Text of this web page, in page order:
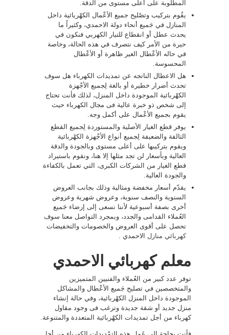
المطلوبة على أعلى مستوى من الدقة.
يقُوم بتركيب وتصْليح جميع الأعْمال الكهْربائية داخل
المنازل في جَميع أنحاء دولة الاحمدي، وكثيراً ما
يحدث عطل أو انقطاع للتيار الكهربي فنكون في
حيرة من الأمر كيف نتصرف في هذه الحالة، وخاصة
في حاله الأعْطال الغير ظاهرة أو الأعْطال
المحسوسة.
هل الاعطال الناتجه عن تمديدات الكهرباء هل سوف
تحدث أضرار خطيرة أو بالغة لِجميع الأجْهزة
الكهْربائية الموجودة داخل المنزل، لذلك فأنت تحتاج
إلى شخص ذو خبرة عالية فى مجال الكهرباء حيث
يقوم بجميع الأعْمال على أكمل وجه.
يوفر قطع الغيار الأصلية والمستوردة لِجميع القطع
التالفة والضعيفة لِجميع أنواع الأجْهزة الكهْربائية
ويقوم بتركيبها على أعلى مستوى وبالجودة والدقة
العالية وبأسعار لن تجد مثلها إلا هنا، ونقوم باستيراد
قطع الغيار من الشركات الكبرى، التي تعمل بالكفاءة
والجودة العالية.
يقدّم أسعار مخفضة ومثالية وذلك بجانب العروض
السنوية والنصف سنوية، وعروض شهرية وعروض
أخرى بصفة أسبوعية لأننا نسعى إلى إرضاء جَميع
العُملاء القدامى والجدد، وبمجرد التواصل معنا سوف
تحصل على أقوى العروض والخصومات والتخفيضات
كهربائي منازل الاحمدي .
معلم كهربائي الاحمدي
توفر عدد كبير من العُملاء والفنيين المتميزين
والمتخصصين في تصليح جَميع الأعْطال والمشاكل
الموجودة داخل المنزل الكهْربائية، وفي حالة إنشاء
منزل جديد أو شقة جديدة وترغب فى وجود مقاول
كهرباء من أجل تمديدات الكهْربائية المتعددة والمتنوعة.